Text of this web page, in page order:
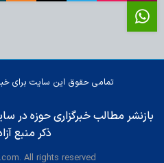
تمامی حقوق این سایت برای
بازنشر مطالب خبرگزاری حوزه در
ذکر منبع
All rights reserved